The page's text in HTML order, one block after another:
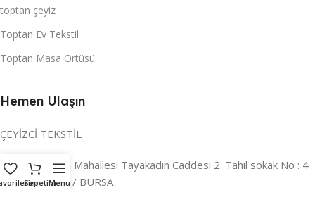
toptan çeyiz
Toptan Ev Tekstil
Toptan Masa Örtüsü
Hemen Ulaşın
ÇEYİZCİ TEKSTİL
Adres:Reyhan Mahallesi Tayakadın Caddesi 2. Tahıl sokak No : 4
/ a Osmangazi / BURSA
SepetimMenu